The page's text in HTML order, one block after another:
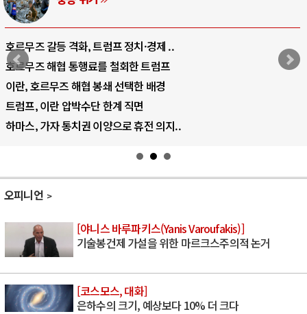
호르무즈 갈등 격화, 트럼프 정치·경제 ..
호르무즈 해협 통행료를 철회한 트럼프
이란, 호르무즈 해협 봉쇄 선택한 배경
트럼프, 이란 압박수단 한계 직면
하마스, 가자 통치권 이양으로 휴전 의지..
오피니언
[야니스 바루파키스(Yanis Varoufakis)]
기술봉건제 가설을 위한 마르크스주의적 논거
[코스모스, 대화]
은하수의 크기, 예상보다 10% 더 크다